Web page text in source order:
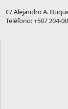
C/ Alejandro A.
Teléfono: +507 204-